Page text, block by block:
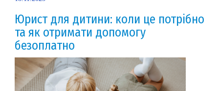
Юрист для дитини: коли це потрібно
та як отримати допомогу
безоплатно